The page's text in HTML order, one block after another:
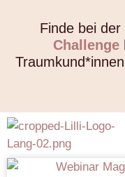
Finde bei der
Challenge
Traumkund*innen